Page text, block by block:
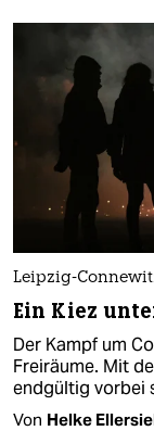
Leipzig-
Ein Kiez
Der Kampf um
Freiräume. Mit
endgültig vorbei
Von Helke